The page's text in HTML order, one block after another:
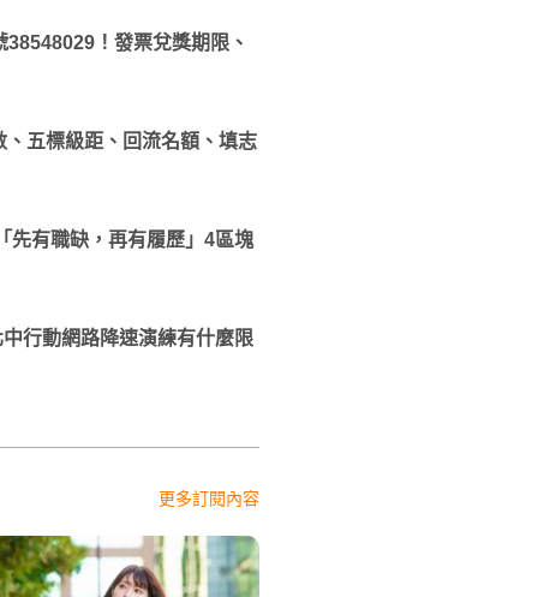
！發票兌獎期限、
五標級距、回流名額、填志
先有職缺，再有履歷」4區塊
行動網路降速演練有什麼限
更多訂閱內容